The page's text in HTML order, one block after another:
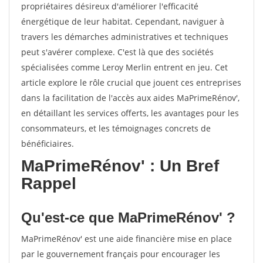
propriétaires désireux d'améliorer l'efficacité
énergétique de leur habitat. Cependant, naviguer à
travers les démarches administratives et techniques
peut s'avérer complexe. C'est là que des sociétés
spécialisées comme Leroy Merlin entrent en jeu. Cet
article explore le rôle crucial que jouent ces entreprises
dans la facilitation de l'accès aux aides MaPrimeRénov',
en détaillant les services offerts, les avantages pour les
consommateurs, et les témoignages concrets de
bénéficiaires.
MaPrimeRénov' : Un Bref
Rappel
Qu'est-ce que MaPrimeRénov' ?
MaPrimeRénov' est une aide financière mise en place
par le gouvernement français pour encourager les